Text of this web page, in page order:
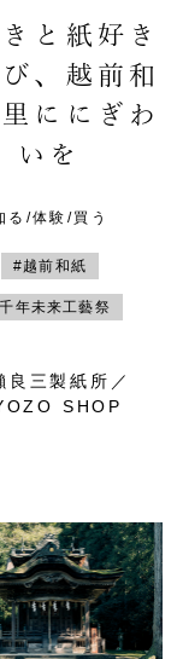
と紙好き
、越前和
ににぎわ
いを
る/体験/買う
#越前和紙
年未来工藝祭
良三製紙所／
SHOP